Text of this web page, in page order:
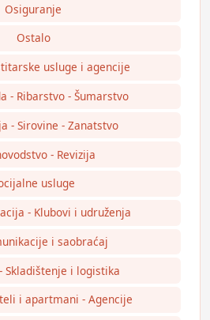
Osiguranje
Ostalo
usluge i agencije
- Ribarstvo - Šumarstvo
- Sirovine - Zanatstvo
- Revizija
usluge
- Klubovi i udruženja
i saobraćaj
Skladištenje i logistika
i apartmani - Agencije